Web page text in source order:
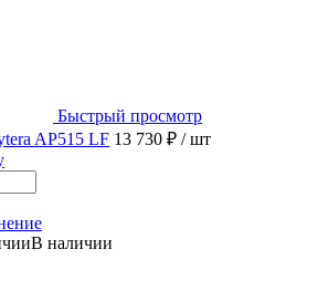
Быстрый просмотр
AP515 LF 13 730 ₽ / шт
В наличии